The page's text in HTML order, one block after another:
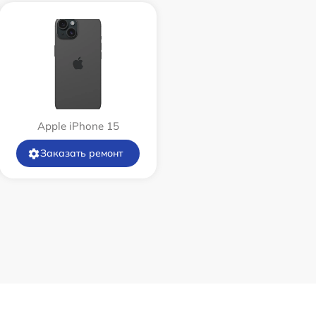
Apple iPhone 15
Заказать ремонт